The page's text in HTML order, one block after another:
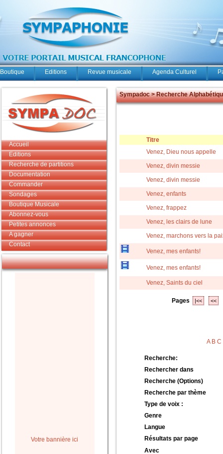
Boutique Editions Revue musicale Agenda Culturel
Accueil
Editions
Recherche de partitions
Documentation
Commander
Sondages
Boutique Musicale
Abonnez-vous
Petites annonces
A gagner
Contact
Votre bannière ici
Sympadoc > Recherche
Titre
Venez, Dieu nous appelle
Venez, divin messie
Venez, divin messie
Venez, enfants
Venez, frappez
Venez, les clairs de lune
Venez, marchons vers la
Venez, mes enfants!
Venez, mes enfants!
Venez, Saints du ciel
Pages |<< <<
A B C
Recherche:
Rechercher dans
Recherche (Options)
Recherche par thème
Type de voix :
Genre
Langue
Résultats par page
Avec